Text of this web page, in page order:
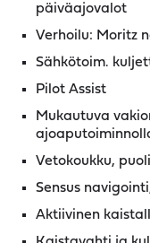
päiväajovalot
Verhoilu: Moritz
Sähkötoim.
Pilot Assist
Mukautuva
Vetokoukku,
Sensus
Aktiivinen